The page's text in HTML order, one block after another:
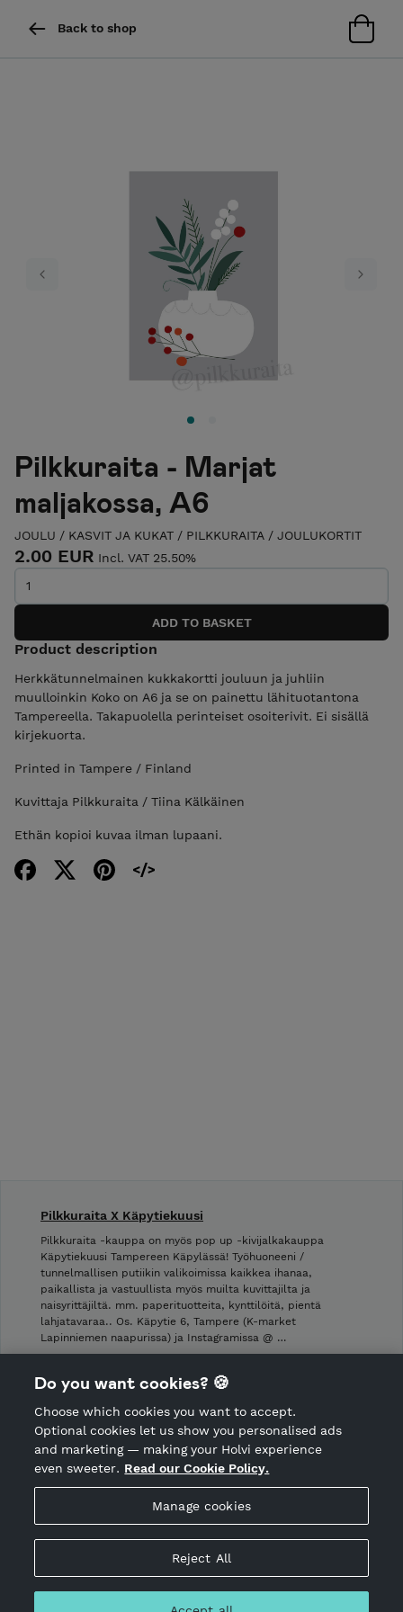
Back to shop
Previous Next
Pilkkuraita - Marjat
maljakossa, A6
JOULU / KASVIT JA KUKAT / PILKKURAITA / JOULUKORTIT
2.00 EUR Incl. VAT 25.50%
Product description
Herkkätunnelmainen kukkakortti jouluun ja juhliin
muulloinkin Koko on A6 ja se on painettu lähituotantona
Tampereella. Takapuolella perinteiset osoiterivit. Ei sisällä
kirjekuorta.
Printed in Tampere / Finland
Kuvittaja Pilkkuraita / Tiina Kälkäinen
Ethän kopioi kuvaa ilman lupaani.
Hosted by Holvi
Holvi Payment Services Ltd is regulated by the Financial
© 2026 Holvi Payment Services Ltd.
Pilkkuraita X Käpytiekuusi
Pilkkuraita -kauppa on myös pop up -kivijalkakauppa
Käpytiekuusi Tampereen Käpylässä! Työhuoneeni /
tunnelmallisen putiikin valikoimissa kaikkea ihanaa,
paikallista ja vastuullista myös muilta kuvittajilta ja
naisyrittäjiltä. mm. paperituotteita, kynttilöitä, pientä
lahjatavaraa.. Os. Käpytie 6, Tampere (K-market
Lapinniemen naapurissa) ja Instagramissa @ …
Shop privacy policy
CANCEL ORDER
Do you want cookies? 🍪
Choose which cookies you want to accept.
Optional cookies let us show you personalised ads
and marketing — making your Holvi experience
even sweeter. Read our Cookie Policy.
Manage cookies
Reject All